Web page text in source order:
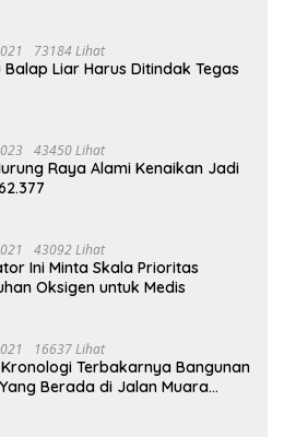
73184 Lihat
Balap Liar Harus Ditindak Tegas
43450 Lihat
Raya Alami Kenaikan Jadi
43092 Lihat
Ini Minta Skala Prioritas
Oksigen untuk Medis
16637 Lihat
Terbakarnya Bangunan
Berada di Jalan Muara